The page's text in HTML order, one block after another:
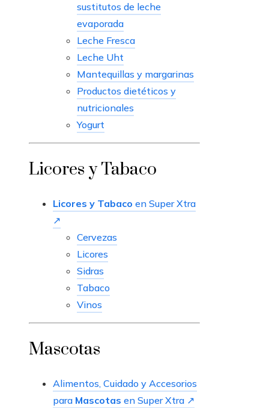
sustitutos de leche
evaporada
Leche Fresca
Leche Uht
Mantequillas y margarinas
Productos dietéticos y
nutricionales
Yogurt
Licores y Tabaco
Licores y Tabaco en Super Xtra
↗
Cervezas
Licores
Sidras
Tabaco
Vinos
Mascotas
Alimentos, Cuidado y Accesorios
para Mascotas en Super Xtra ↗